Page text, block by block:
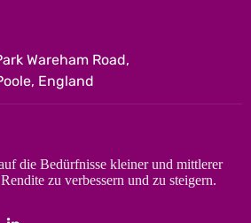
Wareham Road,
England
die Bedürfnisse kleiner und mittlerer
zu verbessern und zu steigern.